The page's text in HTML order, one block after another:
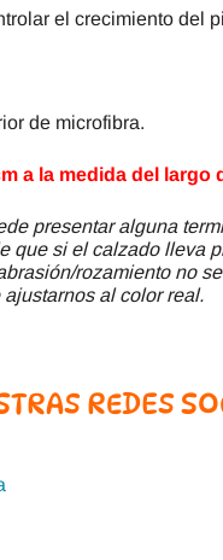
el crecimiento del
de microfibra.
a la medida del largo
presentar alguna
que si el calzado lleva
rozamiento no
al color real.
REDES